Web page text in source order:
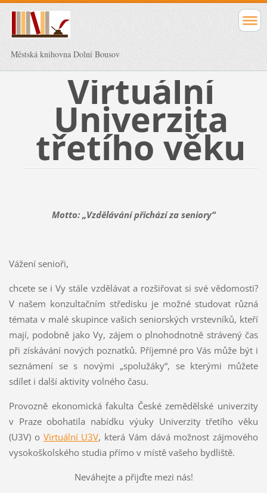
Městská knihovna Dolní Bousov
Virtuální
Univerzita
třetího věku
Motto: „Vzdělávání přichází za seniory“
Vážení senioři,
chcete se i Vy stále vzdělávat a rozšiřovat si své vědomosti?
V našem konzultačním středisku je možné studovat různá
témata v malé skupince vašich seniorských vrstevníků, kteří
mají, podobně jako Vy, zájem o plnohodnotně strávený čas
při získávání nových poznatků. Příjemné pro Vás může být i
seznámení se s novými „spolužáky“, se kterými můžete
sdílet i další aktivity volného času.
Provozně ekonomická fakulta České zemědělské univerzity
v Praze obohatila nabídku výuky Univerzity třetího věku
(U3V) o Virtuální U3V, která Vám dává možnost zájmového
vysokoškolského studia přímo v místě vašeho bydliště.
Neváhejte a přijďte mezi nás!